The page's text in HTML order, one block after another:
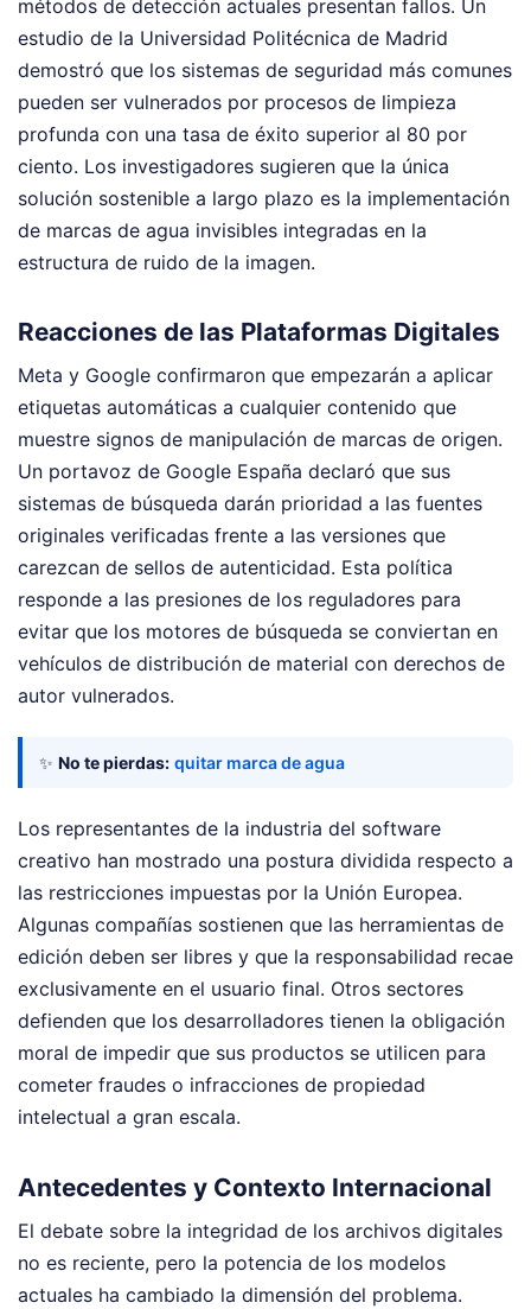
métodos de detección actuales presentan fallos. Un
estudio de la Universidad Politécnica de Madrid
demostró que los sistemas de seguridad más comunes
pueden ser vulnerados por procesos de limpieza
profunda con una tasa de éxito superior al 80 por
ciento. Los investigadores sugieren que la única
solución sostenible a largo plazo es la implementación
de marcas de agua invisibles integradas en la
estructura de ruido de la imagen.
Reacciones de las Plataformas Digitales
Meta y Google confirmaron que empezarán a aplicar
etiquetas automáticas a cualquier contenido que
muestre signos de manipulación de marcas de origen.
Un portavoz de Google España declaró que sus
sistemas de búsqueda darán prioridad a las fuentes
originales verificadas frente a las versiones que
carezcan de sellos de autenticidad. Esta política
responde a las presiones de los reguladores para
evitar que los motores de búsqueda se conviertan en
vehículos de distribución de material con derechos de
autor vulnerados.
✨ No te pierdas: quitar marca de agua
Los representantes de la industria del software
creativo han mostrado una postura dividida respecto a
las restricciones impuestas por la Unión Europea.
Algunas compañías sostienen que las herramientas de
edición deben ser libres y que la responsabilidad recae
exclusivamente en el usuario final. Otros sectores
defienden que los desarrolladores tienen la obligación
moral de impedir que sus productos se utilicen para
cometer fraudes o infracciones de propiedad
intelectual a gran escala.
Antecedentes y Contexto Internacional
El debate sobre la integridad de los archivos digitales
no es reciente, pero la potencia de los modelos
actuales ha cambiado la dimensión del problema.